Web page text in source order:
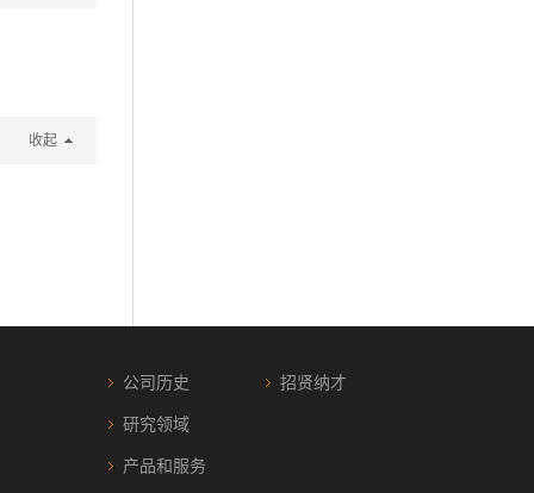
收起
公司历史
研究领域
产品和服务
招贤纳才